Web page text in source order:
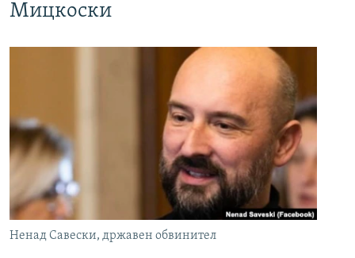
Мицкоски
Ненад Савески, државен обвинител